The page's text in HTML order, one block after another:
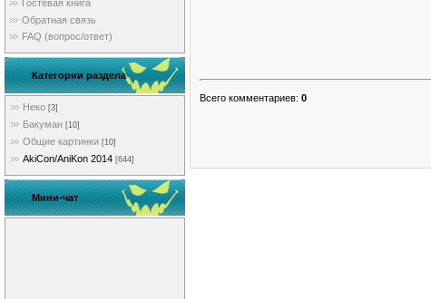
Гостевая книга
Обратная связь
FAQ (вопрос/ответ)
Категории раздела
Неко [3]
Бакуман [10]
Общие картинки [10]
AkiCon/AniKon 2014 [644]
Мини-чат
Всего комментариев: 0